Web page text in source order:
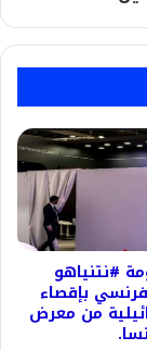
#نتنياهو
بإقصاء
من معرض